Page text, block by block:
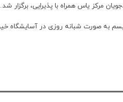
یاس همراه با پذیرایی، برگزار شد.